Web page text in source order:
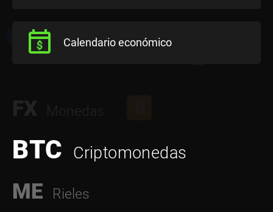
Calendario económico
BTC Criptomonedas
ME Rieles